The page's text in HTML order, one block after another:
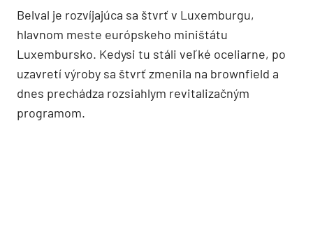
Belval je rozvíjajúca sa štvrť v Luxemburgu,
hlavnom meste európskeho miništátu
Luxembursko. Kedysi tu stáli veľké oceliarne, po
uzavretí výroby sa štvrť zmenila na brownfield a
dnes prechádza rozsiahlym revitalizačným
programom.